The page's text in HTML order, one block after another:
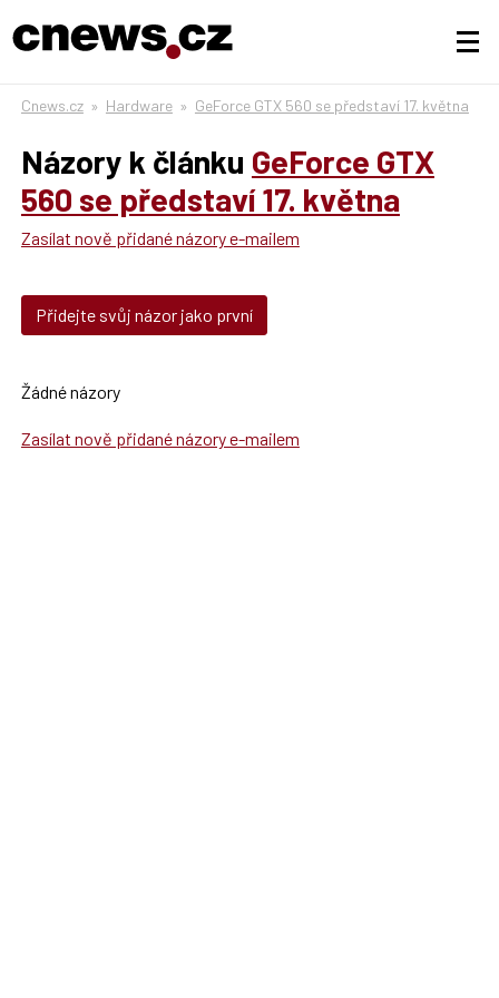
Cnews.cz » Hardware » GeForce GTX 560 se představí 17. května
Názory k článku GeForce GTX
560 se představí 17. května
Zasílat nově přidané názory e-mailem
Přidejte svůj názor jako první
Žádné názory
Zasílat nově přidané názory e-mailem